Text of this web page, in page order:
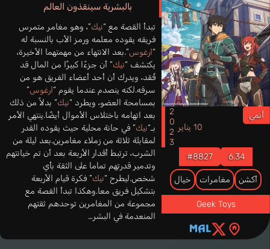
بالبشرية سينقذون العالم
أنمي
10 يناير
2023
6.34
#8827
أكشن مغامرات خيال
Geek Toys
تبدأ القصة مع “نيك”، وهو مغامر متمرس
فريقه يقوده معلمه ورمز الأب بالنسبة له
“ارغوس”.بعد الانتهاء من مهمتهما الأخيرة،
يكتشف “نيك” أن جزءًا كبيرًا من المال قد
فُقد، ويدرك أن أحد أعضاء الفريق هو من
سرقه.لكنه ينصدم عندما يقوم “ارغوس”
بمسامحة العضو، ويطرد “نيك” بدلاً من ذلك
بعد اتهامه باختلاس الأموال أيضًا.ينتهي الأمر
بـ“نيك” في حانة محلية حيث يقوده القدر
لمقابلة ثلاثة من زملاء مغامرين.بعد ليلة من
الشرب، ترتبط أقدار الأربعة بعد أن تم خيانتهم
وتدمير قدرتهم تماما على الثقة بأي
شخص.ليطرح “نيك” فكرة قيام الأربعة
بتشكيل فريق معا.وهكذا تبدأ القصة مع
مجموعة من المغامرين توحدهم ثقتهم
المنعدمة في البشر…